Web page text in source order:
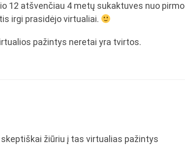
12 atšvenčiau 4 metų sukaktuves nuo pirmo
irgi prasidėjo virtualiai.
pažintys neretai yra tvirtos.
skeptiškai žiūriu į tas virtualias pažintys